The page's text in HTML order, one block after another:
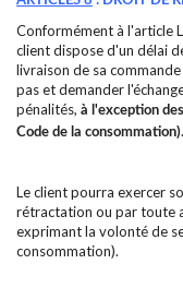
Conformément à l'article
client dispose d'un délai
livraison de sa
pas et demander
pénalités, à l'exception
Code de la consommation).
Le client pourra exercer
rétractation ou par toute
exprimant la volonté de
consommation).